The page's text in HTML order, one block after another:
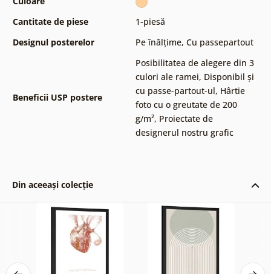
Cantitate de piese
1-piesă
Designul posterelor
Pe înălțime, Cu passepartout
Beneficii USP postere
Posibilitatea de alegere din 3
culori ale ramei, Disponibil și
cu passe-partout-ul, Hârtie
foto cu o greutate de 200
g/m², Proiectate de
designerul nostru grafic
Din aceeași colecție